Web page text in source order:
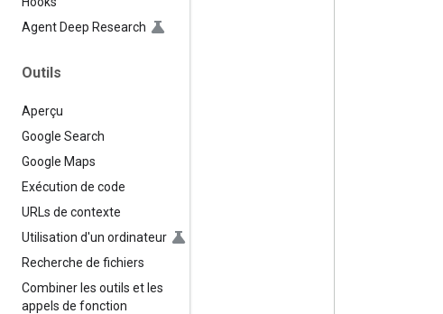
Agent Deep Research
Outils
Aperçu
Google Search
Google Maps
Exécution de code
URLs de contexte
Utilisation d'un ordinateur
Recherche de fichiers
Combiner les outils et les
appels de fonction